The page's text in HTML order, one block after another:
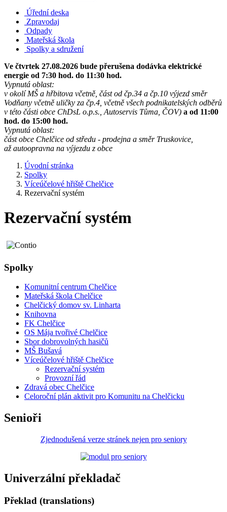
Úřední deska
Zpravodaj
Odpady
Mateřská škola
Spolky a sdružení
Ve čtvrtek 27.08.2026 bude přerušena dodávka elektrické
energie od 7:30 hod. do 11:30 hod.
Vypnutá oblast:
v okolí MŠ a hřbitova včetně, část od čp.34 a čp.10 výjezd směr
Vodňany včetně uličky za čp.4, včetně všech podnikatelských odběrů
v této části obce ChDsL o.p.s., Autoservis Tůma, ČOV) a od 11:00
hod. do 15:00 hod.
Vypnutá oblast:
část obce Chelčice od středu - prodejna a směr Truskovice,
až autoopravna na výjezdu z obce
Úvodní stránka
Spolky
Víceúčelové hřiště Chelčice
Rezervační systém
Rezervační systém
Spolky
Komunitní centrum Chelčice
Mateřská škola Chelčice
Chelčický domov sv. Linharta
Knihovna
FK Chelčice
OS Mája tvořivé Chelčice
Sbor dobrovolných hasičů
MŠ Bušavá
Víceúčelové hřiště Chelčice
Rezervační systém
Provozní řád
Zdravá obec Chelčice
Celoroční plán aktivit pro Komunitu na Chelčicku
Senioři
Zjednodušená verze stránek nejen pro seniory
Univerzální překladač
Překlad (translations)